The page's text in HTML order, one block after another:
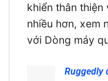
khiển thân thiện
nhiều hơn, xem
với Dòng máy
Ruggedly